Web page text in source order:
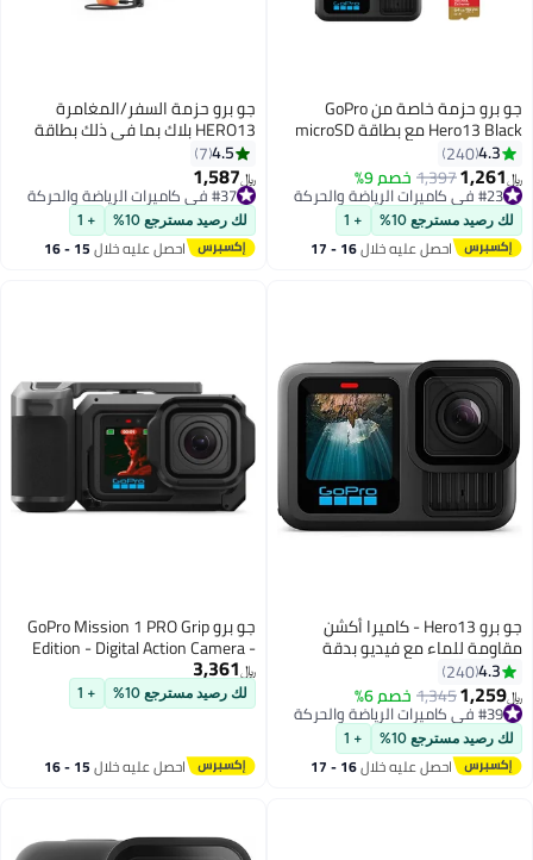
جو برو حزمة خاصة من GoPro
Hero13 Black مع بطاقة microSD
سعة 64 جيجابايت
4.3
240
﷼‏1,261
1,397خصم 9%
#23 في كاميرات الرياضة والحركة
#23 في كاميرات الرياضة والحركة
لك رصيد مسترجع 10% + 1
احصل عليه خلال 16 - 17
جو برو حزمة السفر/المغامرة
HERO13 بلاك بما في ذلك بطاقة
ذاكرة 64 جيجابايت، المقبض،
منحني (2x)، بطاقة microSD سعة
64 جيجابايت من سان ديسك، حقيبة
الكاميرا
4.5
7
﷼‏1,587
#37 في كاميرات الرياضة والحركة
#37 في كاميرات الرياضة والحركة
لك رصيد مسترجع 10% + 1
احصل عليه خلال 15 - 16
جو برو Hero13 - كاميرا أكشن
مقاومة للماء مع فيديو بدقة
+ متوافقة مع عدسات سلسلة HB
4.3
240
﷼‏1,259
1,345خصم 6%
#39 في كاميرات الرياضة والحركة
#39 في كاميرات الرياضة والحركة
لك رصيد مسترجع 10% + 1
احصل عليه خلال 16 - 17
جو برو GoPro Mission 1 PRO Grip
Edition - Digital Action Camera -
2150mAh Enduro 2 battery 50MP,
1-inch Type image sensor 8K Open
Gate, Frame Grabs 44MP 4:3 8K
Bluetooth® audio
﷼‏3,361
لك رصيد مسترجع 10% + 1
احصل عليه خلال 15 - 16